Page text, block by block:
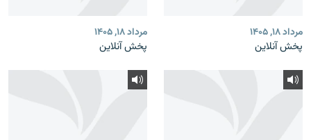
مرداد ۱۸, ۱۴۰۵
پخش آنلاین
مرداد ۱۸, ۱۴۰۵
پخش آنلاین